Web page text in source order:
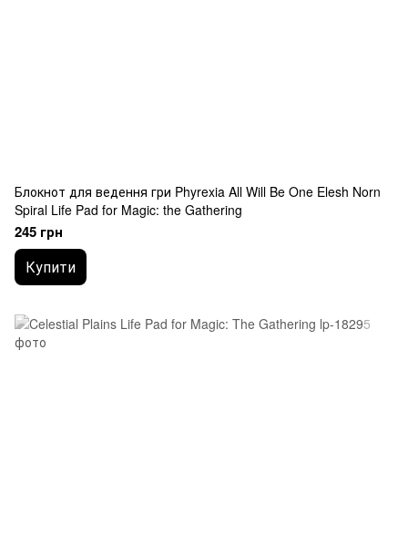
Блокнот для ведення гри Phyrexia All Will Be One Elesh Norn
Spiral Life Pad for Magic: the Gathering
245 грн
Купити